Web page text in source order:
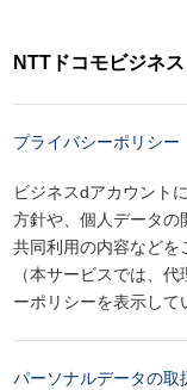
NTTドコモビジネス
プライバシーポリシー
ビジネスdアカウント
方針や、個人データの
共同利用の内容などを
（本サービスでは、
ーポリシーを表示して
パーソナルデータの取